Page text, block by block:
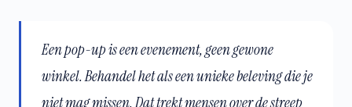
Een pop-up is een evenement, geen gewone
winkel. Behandel het als een unieke beleving die je
niet mag missen. Dat trekt mensen over de streep